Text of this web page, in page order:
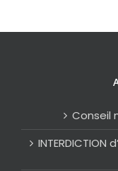
Conseil
INTERDICTION